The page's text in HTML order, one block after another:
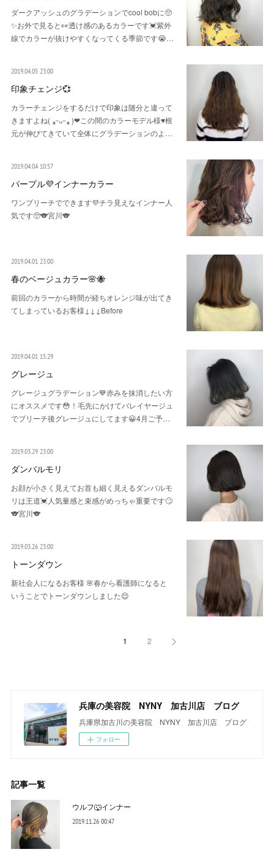
ダークアッシュのグラデーションでcool bobに🥺
✨お外で見ると👀透け感のあるカラーです💓紫外
線でカラーが抜けやすくなってくる季節です😭…
2019.04.05 23:00
印象チェンジ💞
カラーチェンジをするだけで印象は随分と違って
きますよね( ⁎ᵕᴗᵕ⁎ )❤︎この間のカラーモデル様♥根
元が伸びてきていて全体にグラデーションのよ…
2019.04.04 10:57
パープル💜インナーカラー
ワンブリーチでできます💜チラ見えなインナー人
気です🥺🐨宮川🐨
2019.04.01 23:00
春のベージュカラー🌸🐝
前回のカラーから時間が経ちオレンジ味が出てき
てしまっているお客様↓↓↓Before
2019.04.01 15:29
グレージュ
グレージュグラデーション💙赤みを抹消したい方
にオススメです😳！毛先にかけてバレイヤージュ
でブリーチ後グレージュにしてます😀4月ご予…
2019.03.29 23:00
ダンバルモリ
お顔が小さく見えてお首も細く見えるダンバルモ
リは王道💓人気量感と束感がめっちゃ重要です🙄
🐨宮川🐨
2019.03.26 23:00
トーンダウン
新社会人になるお客様 🌸春から看護師になると
いうことでトーンダウンしました😌
1 2
兵庫の美容院 NYNY 加古川店 ブログ
兵庫県加古川の美容院 NYNY 加古川店 ブログ
フォロー
記事一覧
ウルフ🐺インナー
2019.11.26 00:47